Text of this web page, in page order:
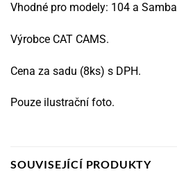
Vhodné pro modely: 104 a Samba
Výrobce CAT CAMS.
Cena za sadu (8ks) s DPH.
Pouze ilustrační foto.
SOUVISEJÍCÍ PRODUKTY